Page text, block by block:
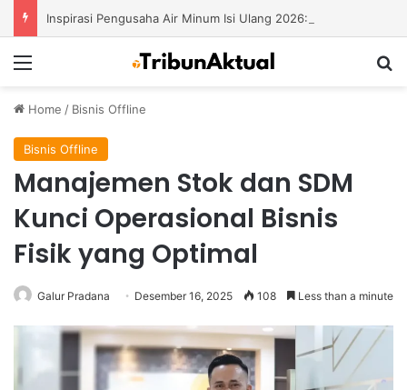
Home / Bisnis Offline
Bisnis Offline
Manajemen Stok dan SDM
Kunci Operasional Bisnis
Fisik yang Optimal
Galur Pradana Desember 16, 2025 108 Less than a minute